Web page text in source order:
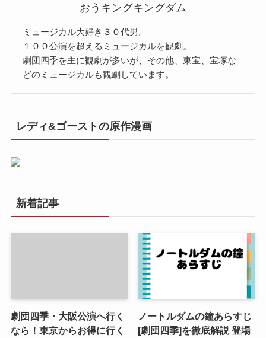
おうキングキングダム
ミュージカル大好き３０代男。
１００公演を超えるミュージカルを観劇。
劇団四季を主に観劇が多いが、その他、東宝、宝塚な
どのミュージカルも観劇しています。
レディ&ゴーストの原作漫画
新着記事
劇団四季・大阪公演へ行く
なら！東京からお得に行く
ノートルダムの鐘あらすじ
[劇団四季]を徹底解説 登場